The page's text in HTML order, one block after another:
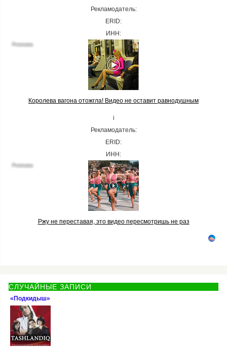
Рекламодатель:
ERID:
ИНН:
Королева вагона отожгла! Видео не оставит равнодушным
i
Рекламодатель:
ERID:
ИНН:
Ржу не переставая, это видео пересмотришь не раз
СЛУЧАЙНЫЕ ЗАПИСИ
«Подкидыш»